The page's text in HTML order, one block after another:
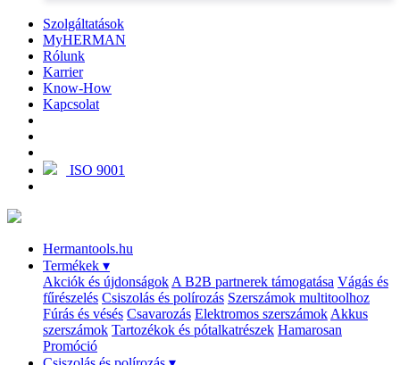
Szolgáltatások
MyHERMAN
Rólunk
Karrier
Know-How
Kapcsolat
ISO 9001
Hermantools.hu
Termékek ▾
Akciók és újdonságok A B2B partnerek támogatása Vágás és
fűrészelés Csiszolás és polírozás Szerszámok multitoolhoz
Fúrás és vésés Csavarozás Elektromos szerszámok Akkus
szerszámok Tartozékok és pótalkatrészek Hamarosan
Promóció